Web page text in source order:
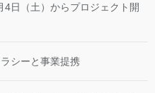
日（土）からプロジェクト開
シーと事業提携